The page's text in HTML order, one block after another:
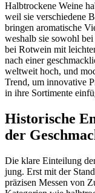
Halbtrockene Weine
weil sie verschiedene
bringen aromatische
weshalb sie sowohl
bei Rotwein mit
nach einer
weltweit hoch, und
Trend, um innovative
in ihre Sortimente
Historische
der
Die klare Einteilung
jung. Erst mit der
präzisen Messen von